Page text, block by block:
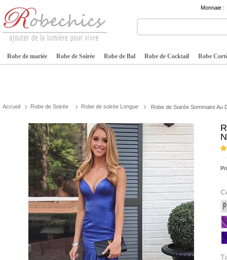
Monnaie :
Robe de mariée Robe de Soirée Robe de Bal Robe de Cocktail Robe
Accueil Robe de Soirée Robe de soirée Longue Robe de Soirée Sommaire